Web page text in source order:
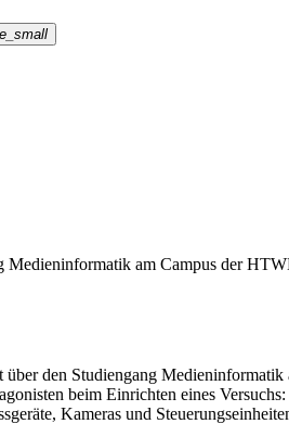
Medieninformatik am Campus der
den Studiengang
beim Einrichten eines
Kameras und